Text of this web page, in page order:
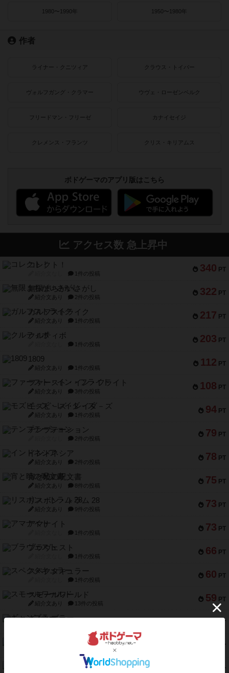
1980〜1990年 1950〜1980年
作者
ライナー・クニツィア クラウス・トイバー
ヴォルフガング・クラマー ウヴェ・ローゼンベルク
フリードマン・フリーゼ カナイセイジ
クレメンス・フランツ クリス・キリアムス
ボドゲーマのアプリ版はこちら
アクセス数 急上昇中
340 PT
コレクト！
1件の投稿
322 PT
無限まちがいさがし
紹介文あり 2件の投稿
217 PT
ガルフストライク
紹介文あり 1件の投稿
203 PT
クルティボ
1件の投稿
112 PT
1809
紹介文あり 1件の投稿
108 PT
ファースト・イン・フライト
紹介文あり 3件の投稿
94 PT
モズビ－ズ・レイダ－ズ
紹介文あり 1件の投稿
79 PT
テンプテーション
2件の投稿
78 PT
インドネシア
紹介文あり 2件の投稿
75 PT
宵と暁の呪文書
紹介文あり 8件の投稿
73 PT
リスボン・トラム 28
紹介文あり 9件の投稿
73 PT
アマナイト
1件の投稿
66 PT
ブラヴェスト
1件の投稿
60 PT
スペクタキュラー
1件の投稿
59 PT
スモールワールド
紹介文あり 13件の投稿
58 PT
ギャンブラー
PT
Bitter End ブタペスト救出作戦
PT